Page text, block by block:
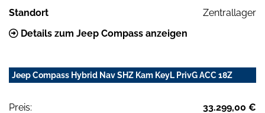
Standort
Zentrallager
Details zum Jeep Compass anzeigen
Jeep Compass Hybrid Nav SHZ Kam KeyL PrivG ACC 18Z
Preis: 33.299,00 €